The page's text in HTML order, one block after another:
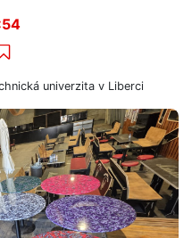
univerzita v Liberci